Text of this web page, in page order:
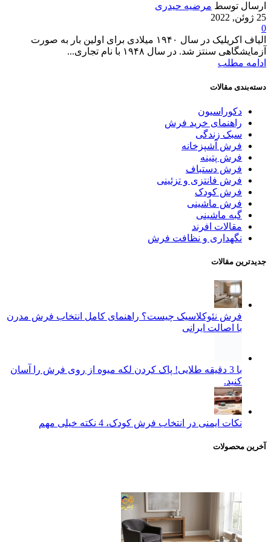
ارسال توسط مرضیه حیدری
25 ژوئن, 2022
0
الیاف اکریلیک در سال ۱۹۴۰ میلادی برای اولین بار به صورت
آزمایشگاهی سنتز شد. در سال ۱۹۴۸ با نام تجاری...
ادامه مطلب
دسته‌بندی مقالات
دکوراسیون
راهنمای خرید فرش
سبک زندگی
فرش آشپزخانه
فرش پتینه
فرش دستباف
فرش فانتزی و تزئینی
فرش کودک
فرش ماشینی
گبه ماشینی
مقالات افرند
نگهداری و نظافت فرش
جدیدترین مقالات
فرش نئوکلاسیک چیست؟ راهنمای کامل انتخاب فرش مدرن
با اصالت ایرانی
با 3 دقیقه طلایی! پاک کردن لکه میوه از روی فرش را آسان
کنید.
نکات ایمنی در انتخاب فرش کودک، 4 نکته خیلی مهم
آخرین محصولات